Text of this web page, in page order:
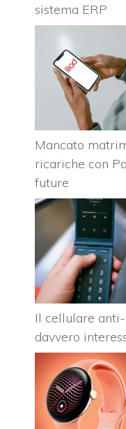
sistema ERP
Mancato
ricariche con
future
Il cellulare
davvero